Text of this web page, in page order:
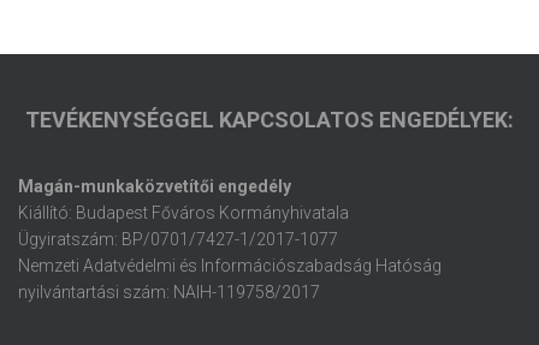
TEVÉKENYSÉGGEL KAPCSOLATOS ENGEDÉLYEK:
Magán-munkaközvetítői engedély
Kiállító: Budapest Főváros Kormányhivatala
Ügyiratszám: BP/0701/7427-1/2017-1077
Nemzeti Adatvédelmi és Információszabadság Hatóság
nyilvántartási szám: NAIH-119758/2017